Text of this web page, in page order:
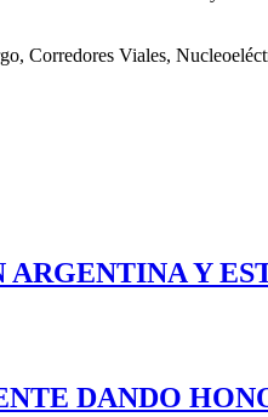
Corredores Viales,
Y
DANDO